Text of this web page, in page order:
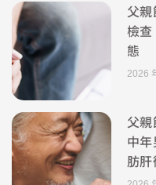
父
檢
態
2026
父
中
肪